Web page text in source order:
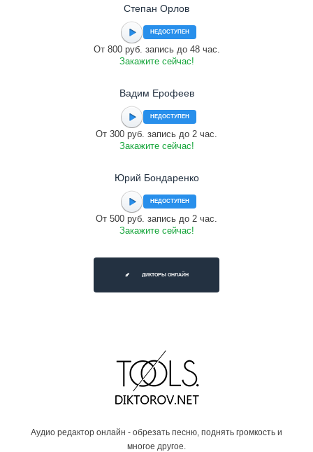
Cтепан Орлов
НЕДОСТУПЕН
От 800 руб. запись до 48 час.
Закажите сейчас!
Вадим Ерофеев
НЕДОСТУПЕН
От 300 руб. запись до 2 час.
Закажите сейчас!
Юрий Бондаренко
НЕДОСТУПЕН
От 500 руб. запись до 2 час.
Закажите сейчас!
ДИКТОРЫ ОНЛАЙН
Аудио редактор онлайн - обрезать песню, поднять громкость и
многое другое.